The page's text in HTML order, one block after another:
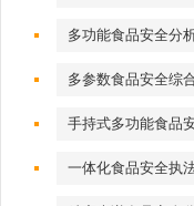
多功能食品安全分
多参数食品安全综
手持式多功能食品
一体化食品安全执